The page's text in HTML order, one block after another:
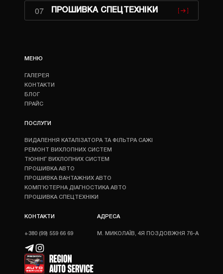
07 ПРОШИВКА СПЕЦТЕХНІКИ
ПОСЛУГИ
ВИДАЛЕННЯ КАТАЛІЗАТОРА ТА ФІЛЬТРА САЖІ
РЕМОНТ ВИХЛОПНИХ СИСТЕМ
ТЮНІНГ ВИХЛОПНИХ СИСТЕМ
ПРОШИВКА АВТО
ПРОШИВКА ВАНТАЖНИХ АВТО
КОМП’ЮТЕРНА ДІАГНОСТИКА АВТО
ПРОШИВКА СПЕЦТЕХНІКИ
МЕНЮ
ГАЛЕРЕЯ
КОНТАКТИ
БЛОГ
ПРАЙС
КОНТАКТИ
+380 (99) 559 66 69
АДРЕСА
М. МИКОЛАЇВ, 4Я ПОЗДОВЖНЯ 76-А